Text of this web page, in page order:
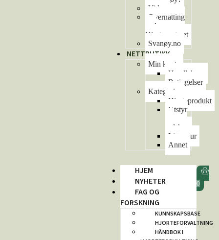
Video
Overnatting
ved
Hjortesenteret
Svanøy.no
NETTBUTIKK
Min konto
Handlekurv
Betingelser
Kategorier
Hjorteprodukt
Utstyr
redskap
Litteratur
Annet
HJEM
NYHETER
FAG OG
FORSKNING
KUNNSKAPSBASE
HJORTEFORVALTNING
HÅNDBOK I
0